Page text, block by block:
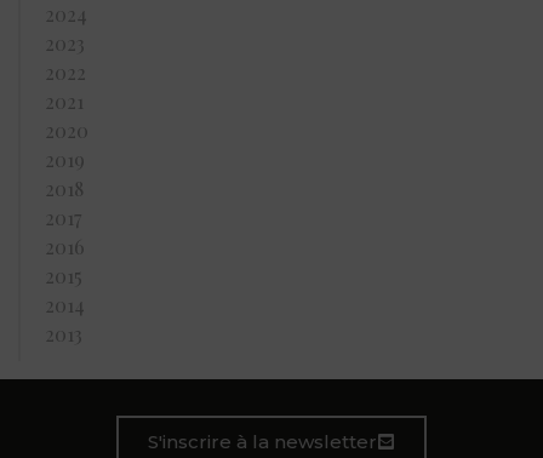
2024
2023
2022
2021
2020
2019
2018
2017
2016
2015
2014
2013
S'inscrire à la newsletter